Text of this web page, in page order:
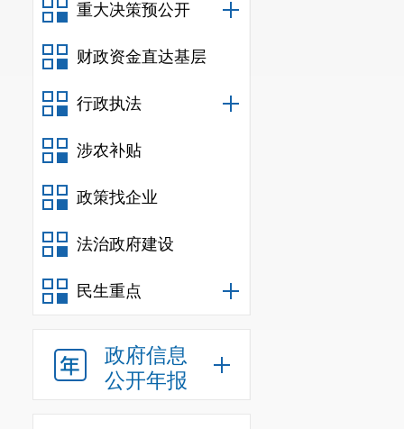
重大决策预公开
财政资金直达基层
行政执法
涉农补贴
政策找企业
法治政府建设
民生重点
政府信息
公开年报